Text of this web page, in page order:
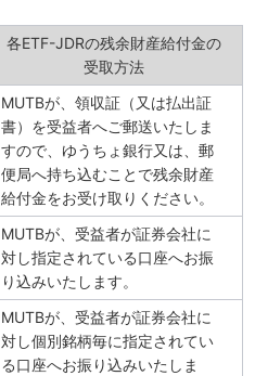
各ETF-JDRの残余財産給付金の
受取方法
MUTBが、領収証（又は払出証
書）を受益者へご郵送いたしま
すので、ゆうちょ銀行又は、郵
便局へ持ち込むことで残余財産
給付金をお受け取りください。
MUTBが、受益者が証券会社に
対し指定されている口座へお振
り込みいたします。
MUTBが、受益者が証券会社に
対し個別銘柄毎に指定されてい
る口座へお振り込みいたしま